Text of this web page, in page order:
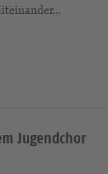
Jugendchor